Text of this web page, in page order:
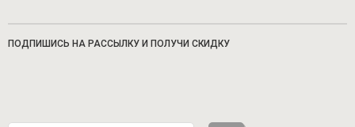
ПОДПИШИСЬ НА РАССЫЛКУ И ПОЛУЧИ СКИДКУ